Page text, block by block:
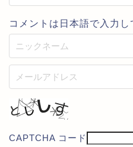
コメントは日本語で入力
CAPTCHA コード